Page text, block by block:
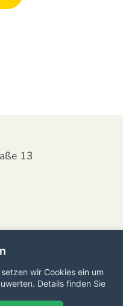
13
wir Cookies ein um
Details finden Sie